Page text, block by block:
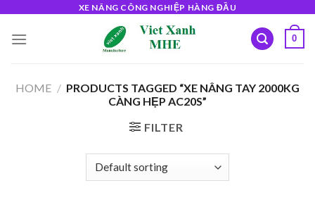
content
XE NÂNG CÔNG NGHIỆP HÀNG ĐẦU
0
HOME / PRODUCTS TAGGED “XE NÂNG TAY 2000KG
CÀNG HẸP AC20S”
FILTER